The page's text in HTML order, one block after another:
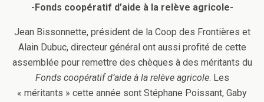
-Fonds coopératif d’aide à la relève agricole-
Jean Bissonnette, président de la Coop des Frontières et
Alain Dubuc, directeur général ont aussi profité de cette
assemblée pour remettre des chèques à des méritants du
Fonds coopératif d’aide à la relève agricole. Les
« méritants » cette année sont Stéphane Poissant, Gaby